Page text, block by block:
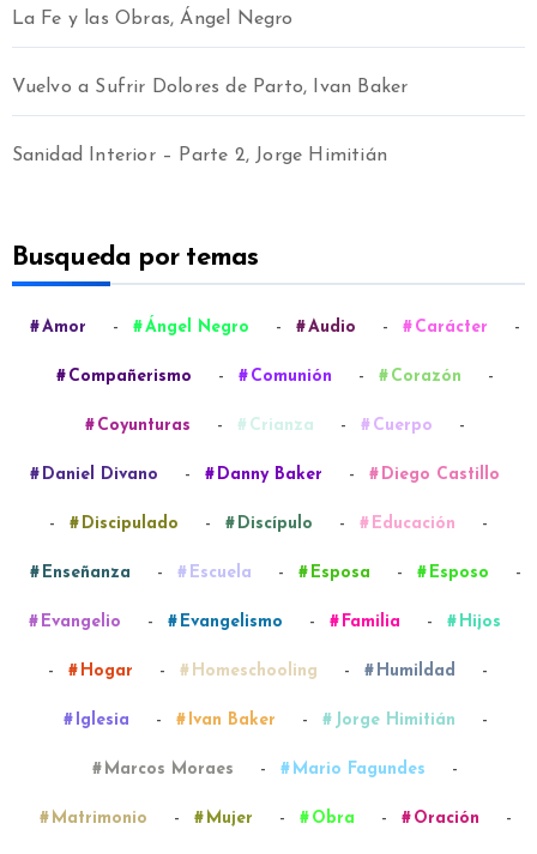
La Fe y las Obras, Ángel Negro
Vuelvo a Sufrir Dolores de Parto, Ivan Baker
Sanidad Interior – Parte 2, Jorge Himitián
Busqueda por temas
Amor - Ángel Negro - Audio - Carácter -
Compañerismo - Comunión - Corazón -
Coyunturas - Crianza - Cuerpo -
Daniel Divano - Danny Baker - Diego Castillo
- Discipulado - Discípulo - Educación -
Enseñanza - Escuela - Esposa - Esposo -
Evangelio - Evangelismo - Familia - Hijos
- Hogar - Homeschooling - Humildad -
Iglesia - Ivan Baker - Jorge Himitián -
Marcos Moraes - Mario Fagundes -
Matrimonio - Mujer - Obra - Oración -